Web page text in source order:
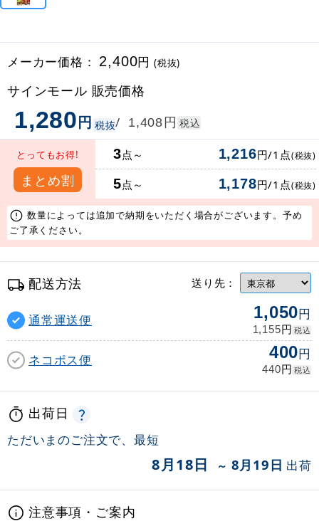
メーカー価格： 2,400円(税抜)
サインモール 販売価格
1,280円 税抜/ 1,408円 税込
とってもお得!
まとめ割
3点～ 1,216円/1点(税抜)
5点～ 1,178円/1点(税抜)
数量によっては追加で納期をいただく場合がございます。予め
ご了承ください。
配送方法 送り先：
通常運送便 1,050円
1,155円 税込
ネコポス便 400円
440円 税込
出荷日
ただいまのご注文で、最短
8月18日 ～ 8月19日 出荷
注意事項・ご案内